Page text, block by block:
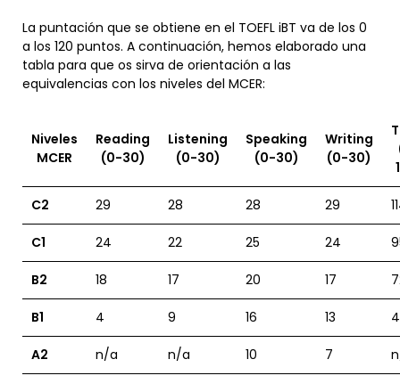
La puntación que se obtiene en el TOEFL iBT va de los 0
a los 120 puntos. A continuación, hemos elaborado una
tabla para que os sirva de orientación a las
equivalencias con los niveles del MCER:
Niveles
MCER
Reading
(0-30)
Listening
(0-30)
Speaking
(0-30)
Writing
(0-30)
C2 29 28 28 29
C1 24 22 25 24
B2 18 17 20 17
B1 4 9 16 13
A2 n/a n/a 10 7